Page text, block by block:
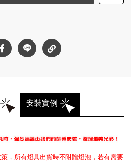
安裝實例
，所有燈具出貨時不附贈燈泡，若有需要